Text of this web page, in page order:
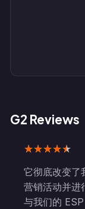
G2 Reviews
它彻底改变了
营销活动并进
与我们的 ESP